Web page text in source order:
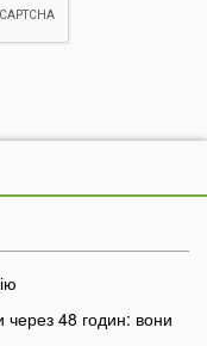
через 48 годин: вони